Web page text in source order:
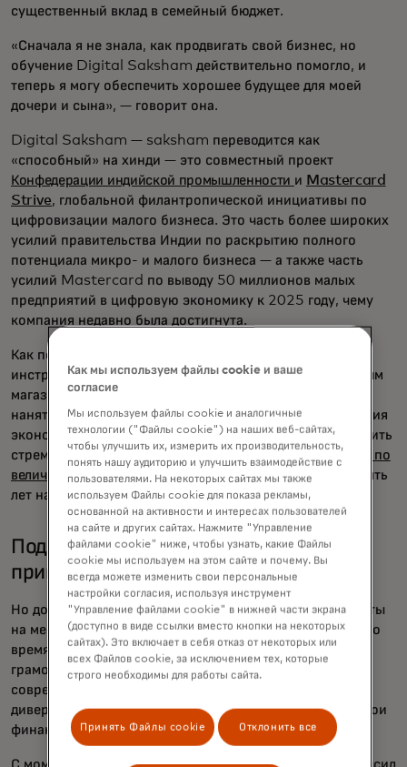
существенный вклад в семейный бюджет.
«Сначала я не знала, как продвигать свой бизнес, но
обучение Digital Saksham действительно помогло, и
теперь я могу обеспечить хорошее будущее для моей
дочери и сына», — говорит она.
Digital Saksham — saksham переводится как
«способный» на хинди — это совместный проект
Конфедерации индийской промышленности и Mastercard
Strive, глобальной филантропической инициативы по
цифровизации малого бизнеса. Это часть более широких
усилий правительства Индии по раскрытию полного
потенциала микро- и малого бизнеса — а также часть
усилий Mastercard по выводу 50 миллионов малых
предприятий в цифровую экономику к 2025 году, чему
компания недавно была достигнута.
Как показал опыт Светы, доступ к цифровым
инструментам может помочь этим небольшим семейным
магазинам расшириться, привлечь новых клиентов и
нанять больше сотрудников. Ожидается, что активизация
экономической деятельности поможет Индии продолжить
стремительный рост и в течение трех лет стать
третьей по
величине экономикой мира— после того, как всего десять
лет назад она занимала 10-е место.
Поддержка предприятий,
принадлежащих женщинам.
Но достижение этих высоких целей начинается с работы
на местах. Программа Digital Saksham, запущенная во
время пандемии, обучает участников цифровой
грамотности, чтобы помочь им интегрироваться в
современную экономику, получить доступ к кредитам,
диверсифицировать клиентскую базу и оцифровать свои
финансовые операции.
С момента запуска в 2021 году Digital Saksham повысил
Как мы используем файлы cookie и ваше
согласие
Мы используем файлы cookie и аналогичные
технологии ("Файлы cookie") на наших веб-сайтах,
чтобы улучшить их, измерить их производительность,
понять нашу аудиторию и улучшить взаимодействие с
пользователями. На некоторых сайтах мы также
используем Файлы cookie для показа рекламы,
основанной на активности и интересах пользователей
на сайте и других сайтах. Нажмите "Управление
файлами cookie" ниже, чтобы узнать, какие Файлы
cookie мы используем на этом сайте и почему. Вы
всегда можете изменить свои персональные
настройки согласия, используя инструмент
"Управление файлами cookie" в нижней части экрана
(доступно в виде ссылки вместо кнопки на некоторых
сайтах). Это включает в себя отказ от некоторых или
всех Файлов cookie, за исключением тех, которые
строго необходимы для работы сайта.
Принять Файлы cookie Отклонить все